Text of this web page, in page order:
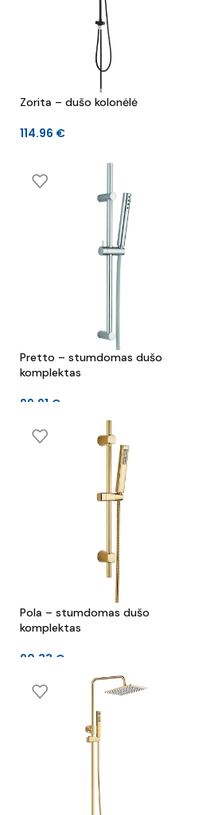
Zorita – dušo kolonėlė
114.96 €
Pretto – stumdomas dušo
komplektas
99.91 €
Pola – stumdomas dušo
komplektas
90.33 €